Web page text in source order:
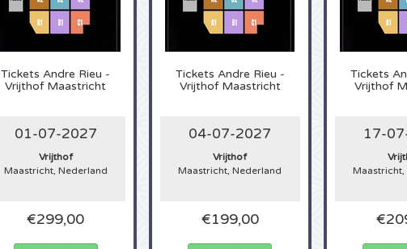
Tickets Andre Rieu -
Vrijthof Maastricht
01-07-2027
Vrijthof
Maastricht, Nederland
€299,00
Tickets Andre Rieu -
Vrijthof Maastricht
04-07-2027
Vrijthof
Maastricht, Nederland
€199,00
Tickets
Vrijthof
17-
Maastricht,